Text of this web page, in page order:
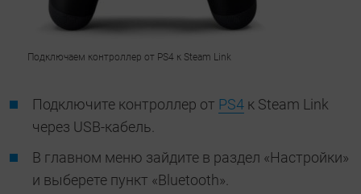
Подключаем контроллер от PS4 к Steam Link
Подключите контроллер от PS4 к Steam Link
через USB-кабель.
В главном меню зайдите в раздел «Настройки»
и выберете пункт «Bluetooth».